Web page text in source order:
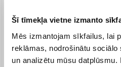
Šī tīmekļa vietne izmanto
Mēs izmantojam sīkfailus, lai
reklāmas, nodrošinātu
un analizētu mūsu
Venipak pakomāts (2,99 €
Venipak Kurjers 4,99 € )
Apmaksā pilnu summu skaidrā
Augusts 18d. - Augusts 27d.